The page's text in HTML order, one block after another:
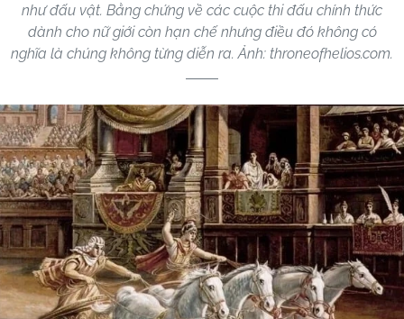
như đấu vật. Bằng chứng về các cuộc thi đấu chính thức
dành cho nữ giới còn hạn chế nhưng điều đó không có
nghĩa là chúng không từng diễn ra. Ảnh: throneofhelios.com.